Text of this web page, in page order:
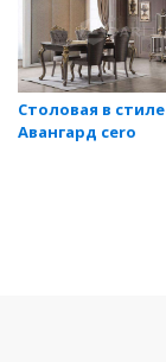
Столовая в стиле
Авангард сero